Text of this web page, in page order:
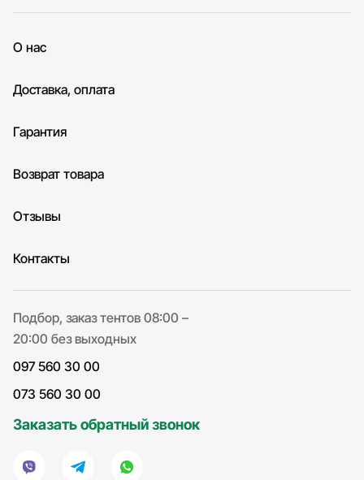
О нас
Доставка, оплата
Гарантия
Возврат товара
Отзывы
Контакты
Подбор, заказ тентов 08:00 –
20:00 без выходных
097 560 30 00
073 560 30 00
Заказать обратный звонок